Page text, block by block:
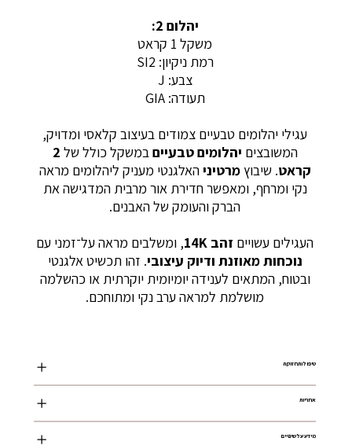
יהלום 2:
משקל 1 קראט
רמת ניקיון: SI2
צבע: J
תעודה: GIA
עגילי יהלומים טבעיים צמודים בעיצוב קלאסי ומדויק,
המשובצים יהלומים טבעייםבמשקל כולל של 2
קראט. שיבוץמרטיניהאלגנטי מעניק ליהלומים מראה
נקי ומרחף, ומאפשר חדירת אור מרבית המדגישה את
הברק והעומק של האבנים.
העגילים עשויים זהב 14K
, ומשלבים מראה על־זמני עם
נוכחות מאוזנת ודיוק עיצובי. זהו תכשיט אלגנטי
ובטוח, המתאים לענידה יומיומית יוקרתית או כהשלמה
מושלמת למראה ערב נקי ומתוחכם.
טיפול ותחזוקה
אחריות
מידע על שינויים